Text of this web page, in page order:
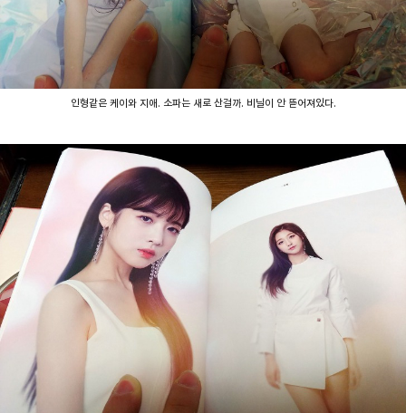
인형같은 케이와 지애. 소파는 새로 산걸까. 비닐이 안 뜯어져있다.